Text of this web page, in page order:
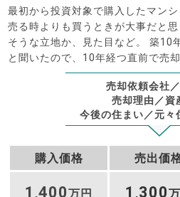
最初から投資対象で購入したマン
売る時よりも買うときが大事だと
そうな立地か、見た目など。 築10
と聞いたので、10年経つ直前で売却
売却依頼会社
売却理由／資
今後の住まい／元々
購入価格 売出価
1 ,400万円 1 ,300